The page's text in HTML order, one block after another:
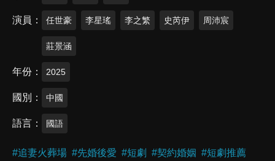
演員 任世豪 李星瑤 李之繁 史芮伊 周沛宸
莊景涵
年份 2025
國別 中國
語言 國語
#追妻火葬場 #先婚後愛 #短劇 #契約婚姻 #短劇推薦